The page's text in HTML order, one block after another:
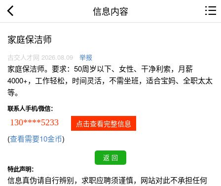
信息内容
家庭保洁师
古交人才网 2026.08.09 举报
家庭保洁师。要求：50周岁以下、女性、干净利索，月薪
4000+，工作轻松，时间灵活，不需坐班，适合宝妈、全职太太
等。
联系人手机/微信：
130****5233 点击查看完整信息
(查看需要10金币)
特此声明：
信息真伪请自行辨别，求职应聘须谨慎，网站对此不承担任何